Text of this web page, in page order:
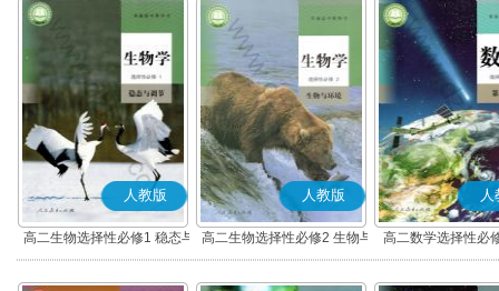
人教版
高二生物选择性必修1 稳态与
调节
人教版
高二生物选择性必修2 生物与
环境
人
高二数学选择性必
(A版)